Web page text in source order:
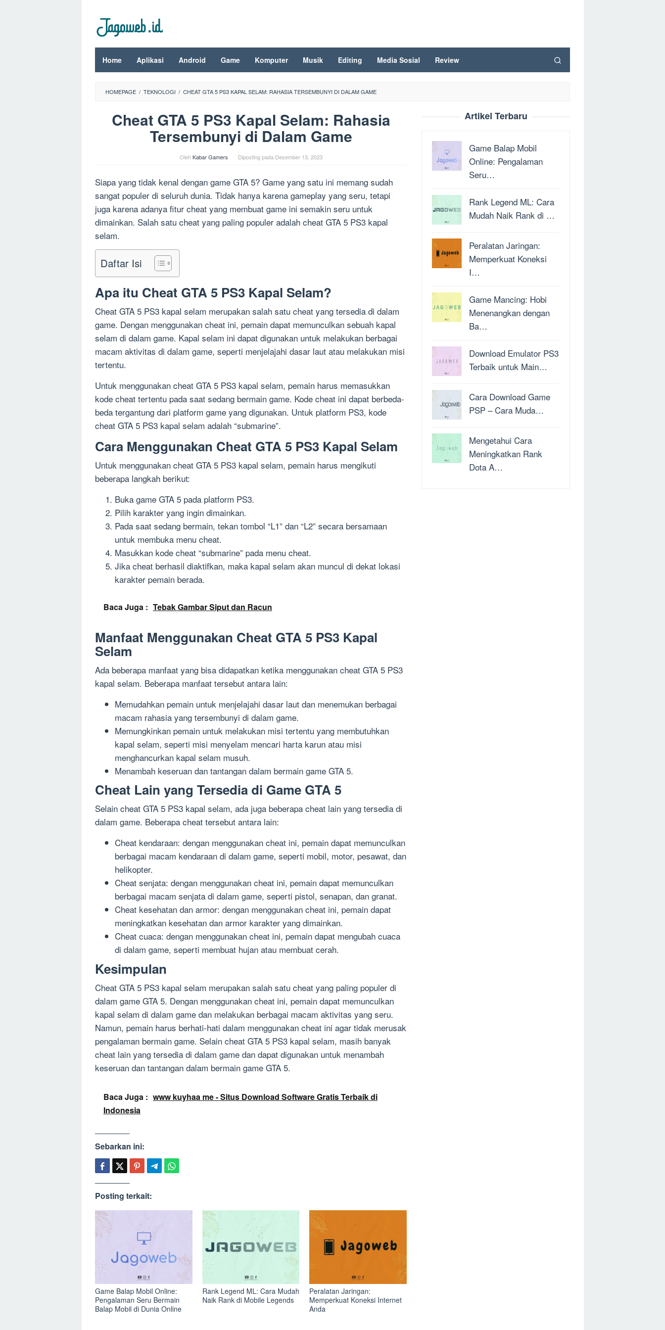
konten
Home Aplikasi Android Game Komputer Musik Editing Media Sosial Review
HOMEPAGE / TEKNOLOGI / CHEAT GTA 5 PS3 KAPAL SELAM: RAHASIA TERSEMBUNYI DI DALAM GAME
Cheat GTA 5 PS3 Kapal Selam: Rahasia
Tersembunyi di Dalam Game
OlehKabar Gamers Diposting pada Desember 13, 2023
Siapa yang tidak kenal dengan game GTA 5? Game yang satu ini memang sudah
sangat populer di seluruh dunia. Tidak hanya karena gameplay yang seru, tetapi
juga karena adanya fitur cheat yang membuat game ini semakin seru untuk
dimainkan. Salah satu cheat yang paling populer adalah cheat GTA 5 PS3 kapal
selam.
Daftar Isi
Apa itu Cheat GTA 5 PS3 Kapal Selam?
Cheat GTA 5 PS3 kapal selam merupakan salah satu cheat yang tersedia di dalam
game. Dengan menggunakan cheat ini, pemain dapat memunculkan sebuah kapal
selam di dalam game. Kapal selam ini dapat digunakan untuk melakukan berbagai
macam aktivitas di dalam game, seperti menjelajahi dasar laut atau melakukan misi
tertentu.
Untuk menggunakan cheat GTA 5 PS3 kapal selam, pemain harus memasukkan
kode cheat tertentu pada saat sedang bermain game. Kode cheat ini dapat berbeda-
beda tergantung dari platform game yang digunakan. Untuk platform PS3, kode
cheat GTA 5 PS3 kapal selam adalah “submarine”.
Cara Menggunakan Cheat GTA 5 PS3 Kapal Selam
Untuk menggunakan cheat GTA 5 PS3 kapal selam, pemain harus mengikuti
beberapa langkah berikut:
Buka game GTA 5 pada platform PS3.
Pilih karakter yang ingin dimainkan.
Pada saat sedang bermain, tekan tombol “L1” dan “L2” secara bersamaan
untuk membuka menu cheat.
Masukkan kode cheat “submarine” pada menu cheat.
Jika cheat berhasil diaktifkan, maka kapal selam akan muncul di dekat lokasi
karakter pemain berada.
Baca Juga : Tebak Gambar Siput dan Racun
Manfaat Menggunakan Cheat GTA 5 PS3 Kapal
Selam
Ada beberapa manfaat yang bisa didapatkan ketika menggunakan cheat GTA 5 PS3
kapal selam. Beberapa manfaat tersebut antara lain:
Memudahkan pemain untuk menjelajahi dasar laut dan menemukan berbagai
macam rahasia yang tersembunyi di dalam game.
Memungkinkan pemain untuk melakukan misi tertentu yang membutuhkan
kapal selam, seperti misi menyelam mencari harta karun atau misi
menghancurkan kapal selam musuh.
Menambah keseruan dan tantangan dalam bermain game GTA 5.
Cheat Lain yang Tersedia di Game GTA 5
Selain cheat GTA 5 PS3 kapal selam, ada juga beberapa cheat lain yang tersedia di
dalam game. Beberapa cheat tersebut antara lain:
Cheat kendaraan: dengan menggunakan cheat ini, pemain dapat memunculkan
berbagai macam kendaraan di dalam game, seperti mobil, motor, pesawat, dan
helikopter.
Cheat senjata: dengan menggunakan cheat ini, pemain dapat memunculkan
berbagai macam senjata di dalam game, seperti pistol, senapan, dan granat.
Cheat kesehatan dan armor: dengan menggunakan cheat ini, pemain dapat
meningkatkan kesehatan dan armor karakter yang dimainkan.
Cheat cuaca: dengan menggunakan cheat ini, pemain dapat mengubah cuaca
di dalam game, seperti membuat hujan atau membuat cerah.
Kesimpulan
Cheat GTA 5 PS3 kapal selam merupakan salah satu cheat yang paling populer di
dalam game GTA 5. Dengan menggunakan cheat ini, pemain dapat memunculkan
kapal selam di dalam game dan melakukan berbagai macam aktivitas yang seru.
Namun, pemain harus berhati-hati dalam menggunakan cheat ini agar tidak merusak
pengalaman bermain game. Selain cheat GTA 5 PS3 kapal selam, masih banyak
cheat lain yang tersedia di dalam game dan dapat digunakan untuk menambah
keseruan dan tantangan dalam bermain game GTA 5.
Baca Juga : www kuyhaa me - Situs Download Software Gratis Terbaik di
Indonesia
Sebarkan ini:
Posting terkait:
Game Balap Mobil Online:
Pengalaman Seru Bermain
Balap Mobil di Dunia Online
Rank Legend ML: Cara Mudah
Naik Rank di Mobile Legends
Peralatan Jaringan:
Memperkuat Koneksi Internet
Anda
Artikel Terbaru
Game Balap Mobil
Online: Pengalaman
Seru…
Rank Legend ML: Cara
Mudah Naik Rank di …
Peralatan Jaringan:
Memperkuat Koneksi
I…
Game Mancing: Hobi
Menenangkan dengan
Ba…
Download Emulator PS3
Terbaik untuk Main…
Cara Download Game
PSP – Cara Muda…
Mengetahui Cara
Meningkatkan Rank
Dota A…